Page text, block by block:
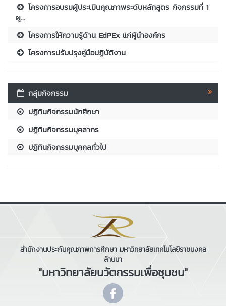
โครงการอบรมผู้ประเมินคุณภาพระดับหลักสูตร กิจกรรมที่ 1
ผู...
โครงการให้ความรู้ด้าน EdPEx แก่ผู้นำองค์กร
โครงการปรับปรุงคู่มือปฏิบัติงาน
กลุ่มกิจกรรม
ปฏิทินกิจกรรมนักศึกษา
ปฏิทินกิจกรรมบุคลากร
ปฏิทินกิจกรรมบุคคลทั่วไป
สำนักงานประกันคุณภาพการศึกษา มหาวิทยาลัยเทคโนโลยีราชมงคล
ล้านนา
"มหาวิทยาลัยนวัตกรรมเพื่อชุมชน"